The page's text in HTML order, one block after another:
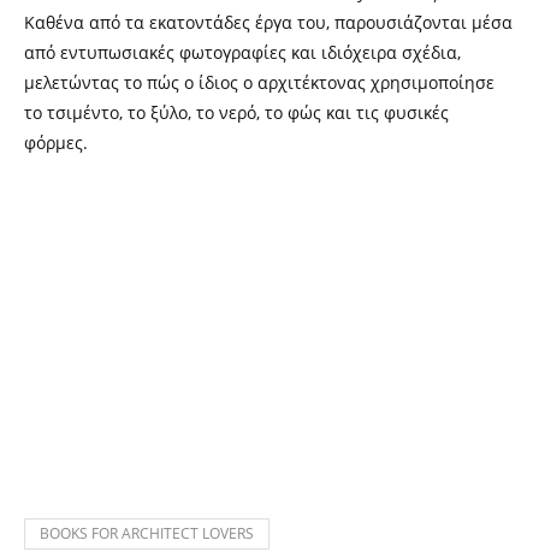
Καθένα από τα εκατοντάδες έργα του, παρουσιάζονται μέσα
από εντυπωσιακές φωτογραφίες και ιδιόχειρα σχέδια,
μελετώντας το πώς ο ίδιος ο αρχιτέκτονας χρησιμοποίησε
το τσιμέντο, το ξύλο, το νερό, το φώς και τις φυσικές
φόρμες.
BOOKS FOR ARCHITECT LOVERS